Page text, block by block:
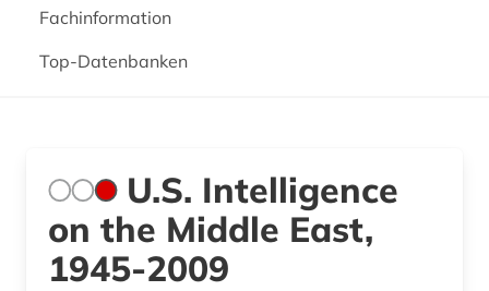
Fachinformation
Top-Datenbanken
U.S. Intelligence
on the Middle East,
1945-2009